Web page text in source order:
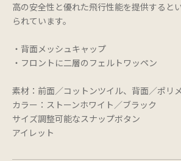
高の安全性と優れた飛行性能を提供すると
られています。
・背面メッシュキャップ
・フロントに二層のフェルトワッペン
素材：前面／コットンツイル、背面／ポリ
カラー：ストーンホワイト／ブラック
サイズ調整可能なスナップボタン
アイレット